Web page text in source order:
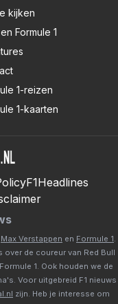
kijken
Formule 1
1-reizen
1-kaarten
F1Headlines
Max Verstappen en Formule 1.
de coureur van Red Bull
1. Ook houden we de
Voor uitgebreid F1 nieuws
zijn. Heb je interesse om